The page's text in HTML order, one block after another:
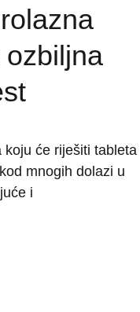
koju će riješiti tableta
mnogih dolazi u
i